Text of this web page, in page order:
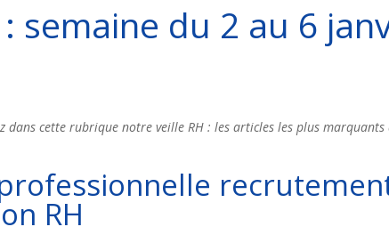
semaine du 2 au 6
dans cette rubrique notre veille RH : les articles les plus
RH